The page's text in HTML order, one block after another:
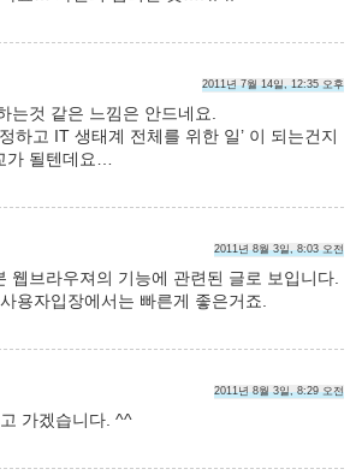
2011년 7월 14일, 12:35 오후
것 같은 느낌은 안드네요.
하고 IT 생태계 전체를 위한 일’ 이 되는건지
가 될텐데요…
2011년 8월 3일, 8:03 오전
웹브라우져의 기능에 관련된 글로 보입니다.
용자입장에서는 빠른게 좋은거죠.
2011년 8월 3일, 8:29 오전
가겠습니다. ^^